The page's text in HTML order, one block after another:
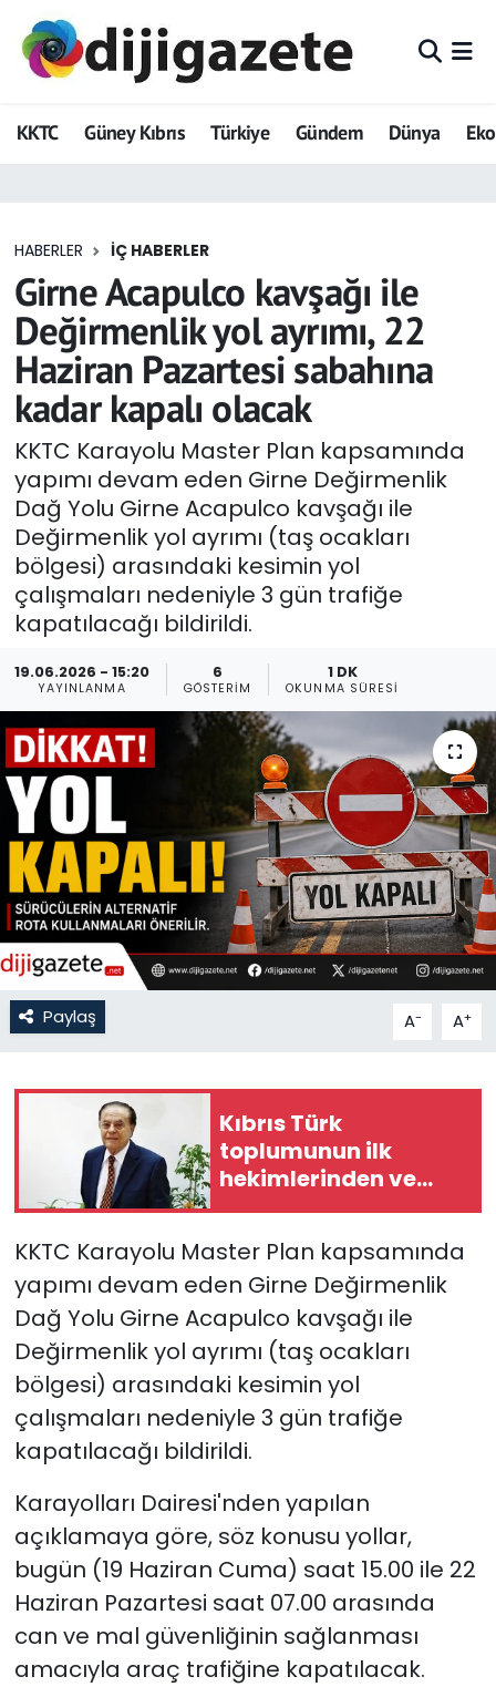
KKTC Güney Kıbrıs Türkiye Gündem Dünya
HABERLER İÇ HABERLER
Girne Acapulco kavşağı ile
Değirmenlik yol ayrımı, 22
Haziran Pazartesi sabahına
kadar kapalı olacak
KKTC Karayolu Master Plan kapsamında
yapımı devam eden Girne Değirmenlik
Dağ Yolu Girne Acapulco kavşağı ile
Değirmenlik yol ayrımı (taş ocakları
bölgesi) arasındaki kesimin yol
çalışmaları nedeniyle 3 gün trafiğe
kapatılacağı bildirildi.
19.06.2026 - 15:20
YAYINLANMA
6
GÖSTERIM
1 DK
OKUNMA SÜRESI
Paylaş A- A+
Kıbrıs Türk
toplumunun ilk
hekimlerinden ve
siyasi isimlerinden
Erkman hayatını
kaybetti
KKTC Karayolu Master Plan kapsamında
yapımı devam eden Girne Değirmenlik
Dağ Yolu Girne Acapulco kavşağı ile
Değirmenlik yol ayrımı (taş ocakları
bölgesi) arasındaki kesimin yol
çalışmaları nedeniyle 3 gün trafiğe
kapatılacağı bildirildi.
Karayolları Dairesi'nden yapılan
açıklamaya göre, söz konusu yollar,
bugün (19 Haziran Cuma) saat 15.00 ile 22
Haziran Pazartesi saat 07.00 arasında
can ve mal güvenliğinin sağlanması
amacıyla araç trafiğine kapatılacak.
ADVERTORIAL
Dijigazete
Eğitim
Ekonomi
Foto Galeri
GEZİ
Güncel
Gündem
KKTC
Kültür Sanat
Magazin
Moda
Nöbetçi Eczaneler
Otomobil Dünyası
Spor
Teknoloji
TÜRKiYE
Video Galeri
YAŞAM
Yazarlar
Hava Durumu
Trafik Durumu
Tüm Manşetler
Son Dakika Haberleri
Haber Arşivi